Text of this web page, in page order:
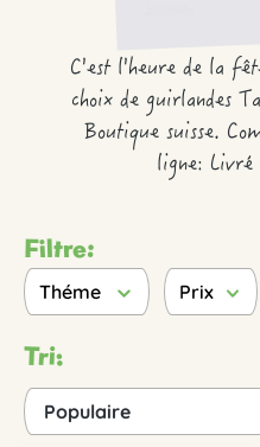
C'est l'heure de la
choix de guirlandes
Boutique suisse.
ligne:
Filtre:
Théme Prix
Tri: